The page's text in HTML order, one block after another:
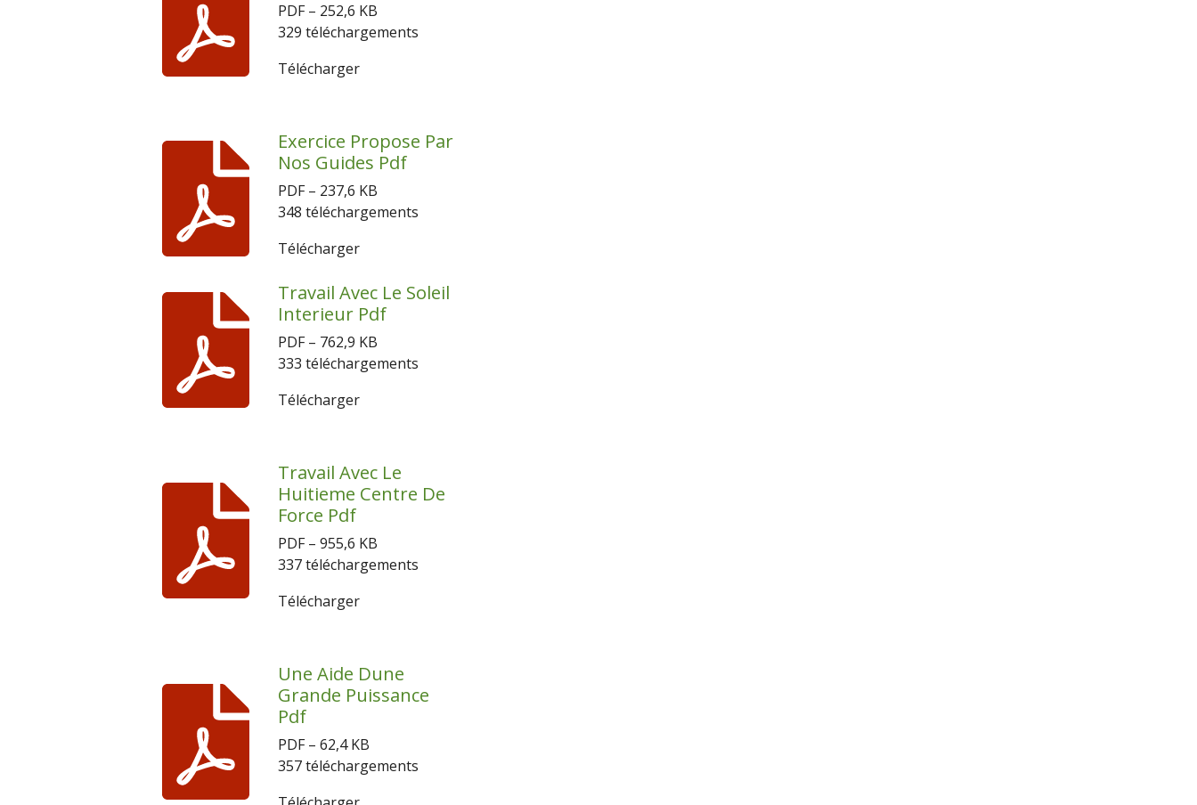
PDF – 252,6 KB
329 téléchargements
Télécharger
Exercice Propose Par
Nos Guides Pdf
PDF – 237,6 KB
348 téléchargements
Télécharger
Travail Avec Le Soleil
Interieur Pdf
PDF – 762,9 KB
333 téléchargements
Télécharger
Travail Avec Le
Huitieme Centre De
Force Pdf
PDF – 955,6 KB
337 téléchargements
Télécharger
Une Aide Dune
Grande Puissance
Pdf
PDF – 62,4 KB
357 téléchargements